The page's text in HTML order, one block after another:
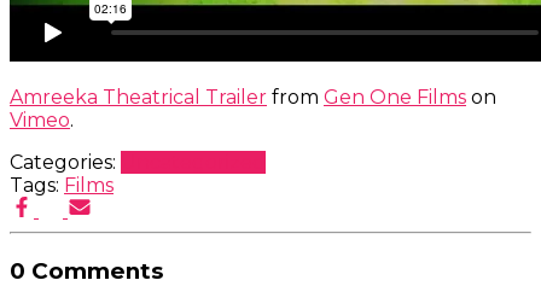
Amreeka Theatrical Trailer from Gen One Films on
Vimeo.
Categories:
Tags: Films
0 Comments